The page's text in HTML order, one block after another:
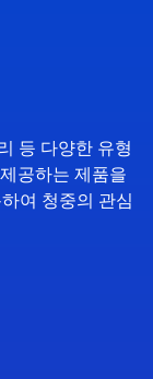
등 다양한 유형
공하는 제품을
여 청중의 관심